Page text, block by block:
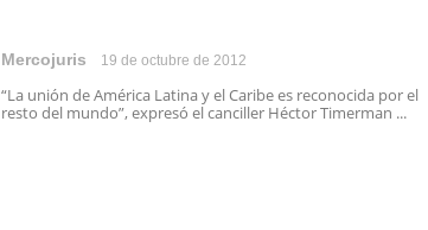
Mercojuris 19 de octubre de 2012
“La unión de América Latina y el Caribe es reconocida por el
resto del mundo”, expresó el canciller Héctor Timerman ...